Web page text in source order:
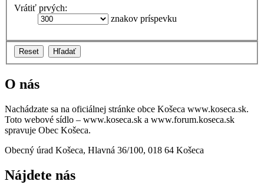
Vrátiť prvých:
znakov príspevku
O nás
Nachádzate sa na oficiálnej stránke obce Košeca www.koseca.sk.
Toto webové sídlo – www.koseca.sk a www.forum.koseca.sk
spravuje Obec Košeca.
Obecný úrad Košeca, Hlavná 36/100, 018 64 Košeca
Nájdete nás